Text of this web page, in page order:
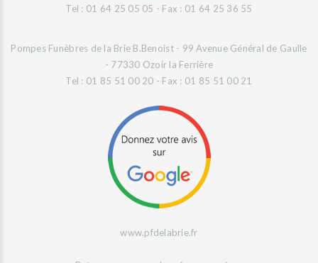
Tel : 01 64 25 05 05 - Fax : 01 64 25 36 55
Pompes Funèbres de la Brie B.Benoist - 99 Avenue Général de Gaulle
- 77330 Ozoir la Ferrière
Tel : 01 85 51 00 20 - Fax : 01 85 51 00 21
www.pfdelabrie.fr